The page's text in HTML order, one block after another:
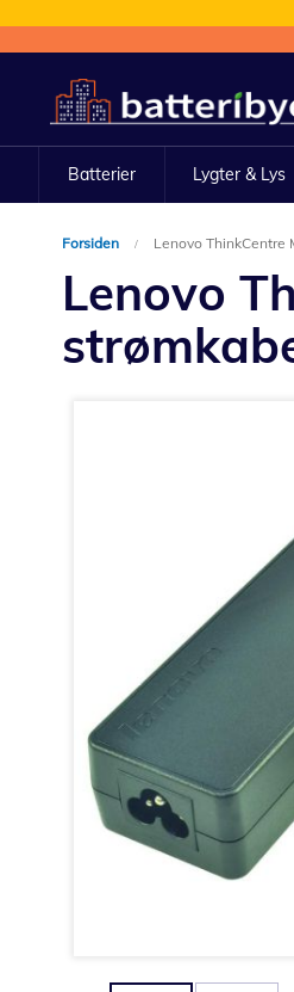
to
Content
Batterier Lygter & Lys
Forsiden Lenovo ThinkCentre
Lenovo